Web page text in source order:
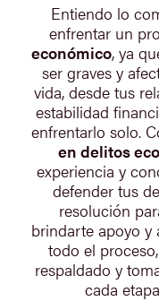
Entiendo lo
enfrentar un
económico, ya
ser graves y
vida, desde tus
estabilidad
enfrentarlo solo.
en delitos
experiencia y
defender tus
resolución
brindarte apoyo y
todo el
respaldado y
cada